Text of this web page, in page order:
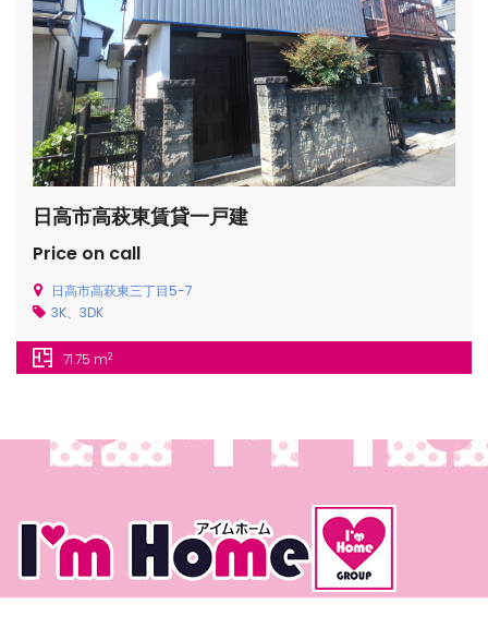
日高市高萩東賃貸一戸建
Price on call
日高市高萩東三丁目5-7
3K、3DK
71.75 m2